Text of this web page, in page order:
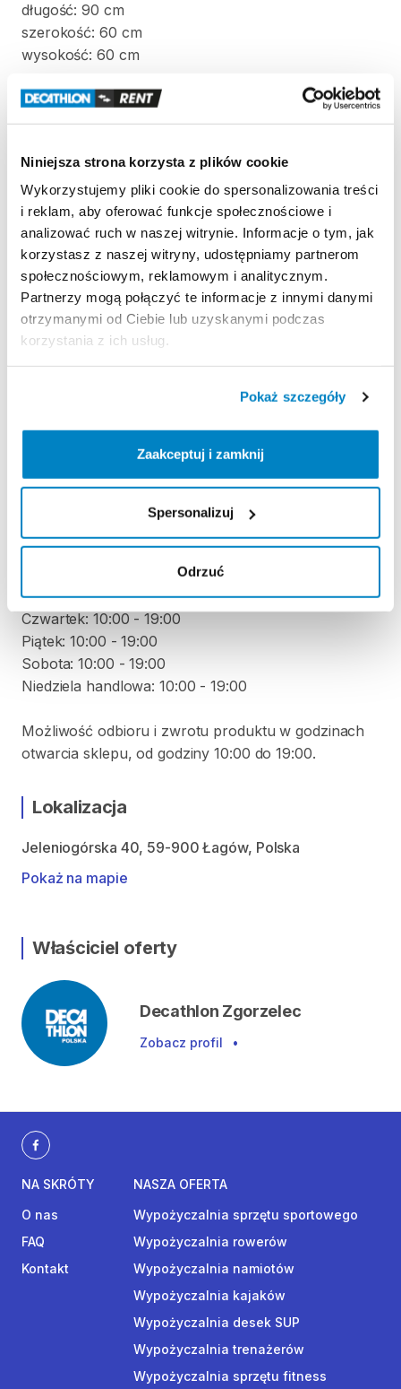
Niniejsza strona korzysta z plików cookie
Wykorzystujemy pliki cookie do spersonalizowania treści
i reklam, aby oferować funkcje społecznościowe i
analizować ruch w naszej witrynie. Informacje o tym, jak
korzystasz z naszej witryny, udostępniamy partnerom
społecznościowym, reklamowym i analitycznym.
Partnerzy mogą połączyć te informacje z innymi danymi
otrzymanymi od Ciebie lub uzyskanymi podczas
korzystania z ich usług.
Pokaż szczegóły
Zaakceptuj i zamknij
Spersonalizuj
Odrzuć
długość: 90 cm
szerokość: 60 cm
wysokość: 60 cm
Waga: 22 kg
pompka.
Zasady wypożyczenia
REGULAMIN
Regulamin wypożyczalni
Nie pobieramy kaucji za wypożyczenie tego
ODBIÓR I ZWROT SPRZĘTU
Poniedziałek: 10:00 - 19:00
Środa: 10:00 - 19:00
Czwartek: 10:00 - 19:00
Piątek: 10:00 - 19:00
Sobota: 10:00 - 19:00
Niedziela handlowa: 10:00 - 19:00
Możliwość odbioru i zwrotu produktu w godzinach
otwarcia sklepu, od godziny 10:00 do 19:00.
Lokalizacja
Jeleniogórska 40, 59-900 Łagów, Polska
Pokaż na mapie
Właściciel oferty
Decathlon Zgorzelec
Zobacz profil •
NA SKRÓTY
O nas
FAQ
Kontakt
NASZA OFERTA
Wypożyczalnia sprzętu sportowego
Wypożyczalnia rowerów
Wypożyczalnia namiotów
Wypożyczalnia kajaków
Wypożyczalnia desek SUP
Wypożyczalnia trenażerów
Wypożyczalnia sprzętu fitness